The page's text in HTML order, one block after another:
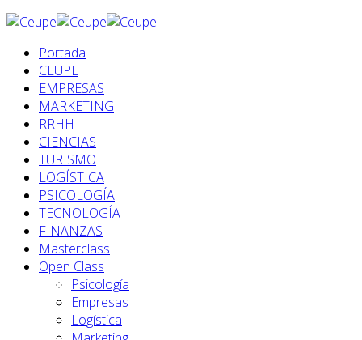
Portada
CEUPE
EMPRESAS
MARKETING
RRHH
CIENCIAS
TURISMO
LOGÍSTICA
PSICOLOGÍA
TECNOLOGÍA
FINANZAS
Masterclass
Open Class
Psicología
Empresas
Logística